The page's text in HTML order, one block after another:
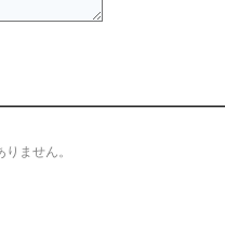
ません。